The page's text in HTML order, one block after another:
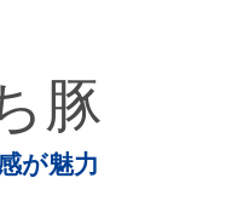
豚
が魅力